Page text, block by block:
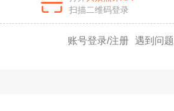
扫描二维码登录
账号登录/注册 遇到问题